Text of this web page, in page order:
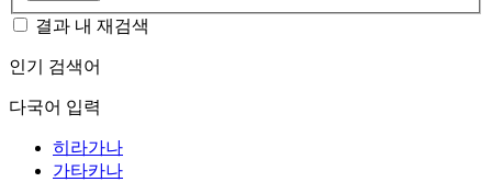
결과 내 재검색
인기 검색어
다국어 입력
히라가나
가타카나